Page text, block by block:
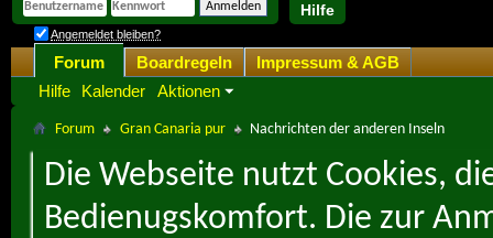
Hilfe
Angemeldet bleiben?
Forum
Hilfe
Kalender Aktionen
Boardregeln Impressum & AGB
Forum Gran Canaria pur Nachrichten der anderen Inseln
Die Webseite nutzt Cookies,
Bedienugskomfort. Die zur